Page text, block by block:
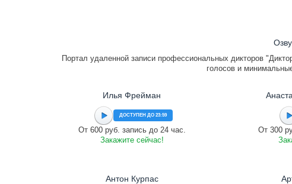
Портал удаленной записи профессиональных дикторов
голосов и
Илья Фрейман
ДОСТУПЕН ДО 23:59
От 600 руб. запись до 24 час.
Закажите сейчас!
От 300
Антон Курпас